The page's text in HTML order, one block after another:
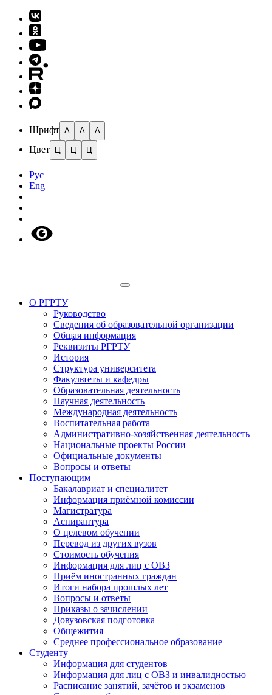
Шрифт A A A
Цвет Ц Ц Ц
Рус
Eng
О РГРТУ
Руководство
Сведения об образовательной организации
Общая информация
Реквизиты РГРТУ
История
Структура университета
Факультеты и кафедры
Образовательная деятельность
Научная деятельность
Международная деятельность
Воспитательная работа
Административно-хозяйственная деятельность
Национальные проекты России
Официальные документы
Вопросы и ответы
Поступающим
Бакалавриат и специалитет
Информация приёмной комиссии
Магистратура
Аспирантура
О целевом обучении
Перевод из других вузов
Стоимость обучения
Информация для лиц с ОВЗ
Приём иностранных граждан
Итоги набора прошлых лет
Вопросы и ответы
Приказы о зачислении
Довузовская подготовка
Общежития
Среднее профессиональное образование
Студенту
Информация для студентов
Информация для лиц с ОВЗ и инвалидностью
Расписание занятий, зачётов и экзаменов